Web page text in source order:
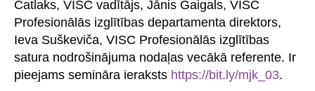
Catlaks, VISC vadītājs, Jānis Gaigals, VISC
Profesionālās izglītības departamenta direktors,
Ieva Suškeviča, VISC Profesionālās izglītības
satura nodrošinājuma nodaļas vecākā referente. Ir
pieejams semināra ieraksts https://bit.ly/mjk_03.